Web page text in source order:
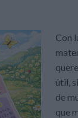
Con
útil,
de
que